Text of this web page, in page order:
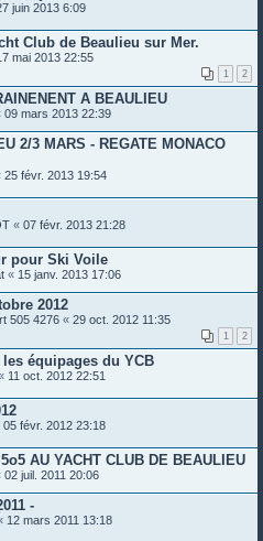
juin 2013 6:09
Club de Beaulieu sur Mer.
mai 2013 22:55
1 2
A BEAULIEU
09 mars 2013 22:39
2/3 MARS - REGATE MONACO
25 févr. 2013 19:54
« 07 févr. 2013 21:28
pour Ski Voile
« 15 janv. 2013 17:06
2012
505 4276 « 29 oct. 2012 11:35
1 2
équipages du YCB
11 oct. 2012 22:51
05 févr. 2012 23:18
AU YACHT CLUB DE BEAULIEU
02 juil. 2011 20:06
-
12 mars 2011 13:18